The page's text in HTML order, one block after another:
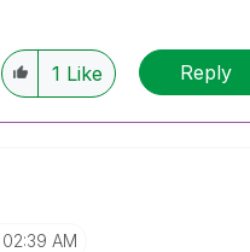
1 Like Reply
02:39 AM